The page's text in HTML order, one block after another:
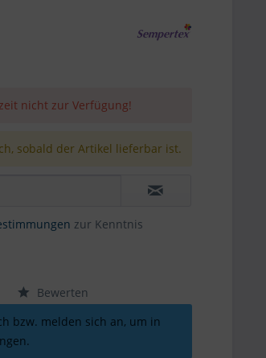
nicht zur Verfügung!
sobald der Artikel lieferbar ist.
zur Kenntnis
Bewerten
bzw. melden sich an, um in